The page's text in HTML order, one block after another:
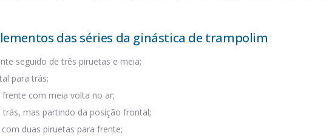
das séries da ginástica de trampolim
seguido de três piruetas e meia;
para trás;
com meia volta no ar;
mas partindo da posição frontal;
duas piruetas para frente;